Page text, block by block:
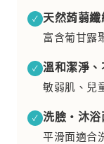
✓ 天然蒟蒻
富含葡甘露
✓ 溫和潔淨
敏弱肌、兒
✓ 洗臉・沐
平滑面適合